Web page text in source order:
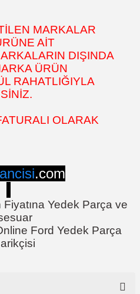
MARKALAR
AİT
DIŞINDA
ÜRÜN
RAHATLIĞIYLA
OLARAK
.com
Fiyatına Yedek Parça ve
Ford Yedek Parça